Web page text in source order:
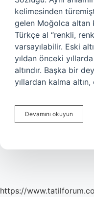
kelimesinden
gelen Moğolca altan
Türkçe al “renkli,
varsayılabilir. Eski
yıldan önceki
altındır. Başka bir
yıllardan kalma
Devamını okuyun
Dilde
Demek
https://